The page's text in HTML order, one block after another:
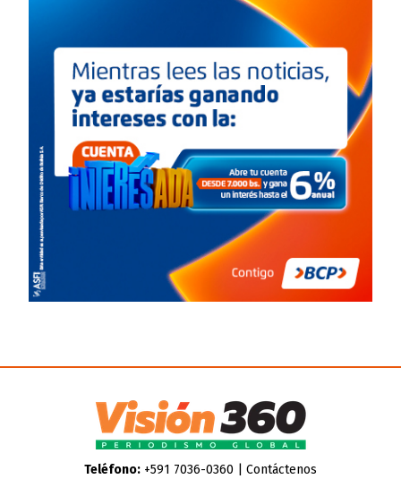
Teléfono:+591 7036-0360 | Contáctenos